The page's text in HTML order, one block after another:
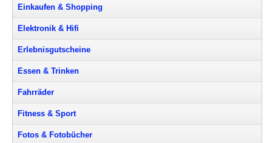
Einkaufen & Shopping
Elektronik & Hifi
Erlebnisgutscheine
Essen & Trinken
Fahrräder
Fitness & Sport
Fotos & Fotobücher